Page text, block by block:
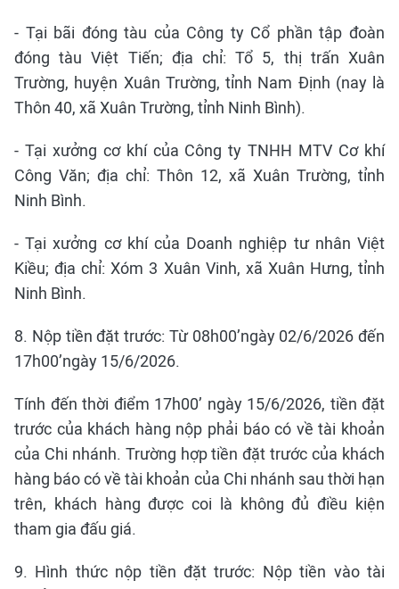
- Tại bãi đóng tàu của Công ty Cổ phần tập đoàn
đóng tàu Việt Tiến; địa chỉ: Tổ 5, thị trấn Xuân
Trường, huyện Xuân Trường, tỉnh Nam Định (nay là
Thôn 40, xã Xuân Trường, tỉnh Ninh Bình).
- Tại xưởng cơ khí của Công ty TNHH MTV Cơ khí
Công Văn; địa chỉ: Thôn 12, xã Xuân Trường, tỉnh
Ninh Bình.
- Tại xưởng cơ khí của Doanh nghiệp tư nhân Việt
Kiều; địa chỉ: Xóm 3 Xuân Vinh, xã Xuân Hưng, tỉnh
Ninh Bình.
8. Nộp tiền đặt trước: Từ 08h00’ngày 02/6/2026 đến
17h00’ngày 15/6/2026.
Tính đến thời điểm 17h00’ ngày 15/6/2026, tiền đặt
trước của khách hàng nộp phải báo có về tài khoản
của Chi nhánh. Trường hợp tiền đặt trước của khách
hàng báo có về tài khoản của Chi nhánh sau thời hạn
trên, khách hàng được coi là không đủ điều kiện
tham gia đấu giá.
9. Hình thức nộp tiền đặt trước: Nộp tiền vào tài